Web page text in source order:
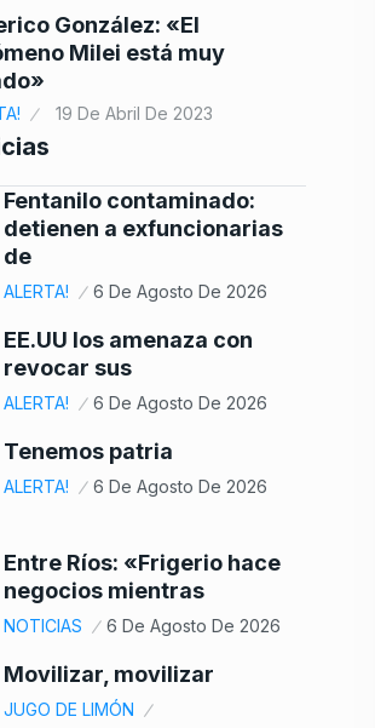
González: «El
Milei está muy
19 De Abril De 2023
Fentanilo contaminado:
detienen a exfuncionarias
de
ALERTA! 6 De Agosto De 2026
EE.UU los amenaza con
revocar sus
ALERTA! 6 De Agosto De 2026
Tenemos patria
ALERTA! 6 De Agosto De 2026
Entre Ríos: «Frigerio hace
negocios mientras
NOTICIAS 6 De Agosto De 2026
Movilizar, movilizar
JUGO DE LIMÓN